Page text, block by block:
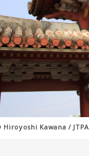
Hiroyoshi Kawana / JTPA